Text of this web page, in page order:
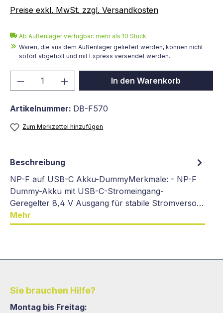
Preise exkl. MwSt. zzgl. Versandkosten
Ab Außenlager verfügbar: mehr als 10 Stück
Waren, die aus dem Außenlager geliefert werden, können nicht
sofort abgeholt und mit Express versendet werden.
Produkt Anzahl: Gib denIn den Warenkorb
Artikelnummer: DB-F570
Zum Merkzettel hinzufügen
Beschreibung
NP-F auf USB-C Akku-DummyMerkmale: - NP-F
Dummy-Akku mit USB-C-Stromeingang-
Geregelter 8,4 V Ausgang für stabile Stromverso…
Mehr
Sie brauchen Hilfe?
Montag bis Freitag: